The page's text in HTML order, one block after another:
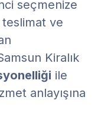
seçmenize
teslimat ve
Kiralık
ile
anlayışına